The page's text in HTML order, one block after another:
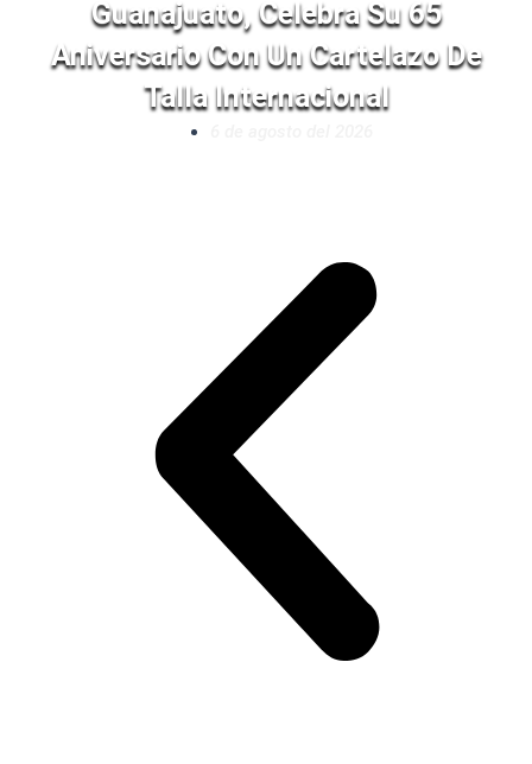
Guanajuato, Celebra Su 65
Aniversario Con Un Cartelazo De
Talla Internacional